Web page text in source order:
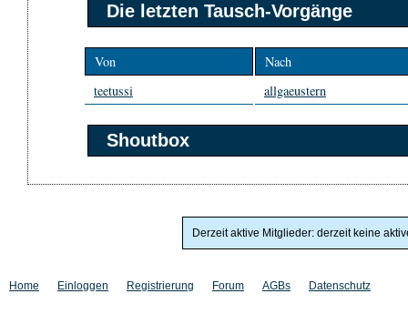
Die letzten Tausch-Vorgänge
Von
Nach
teetussi
allgaeustern
Shoutbox
Derzeit aktive Mitglieder: derzeit keine
Home Einloggen Registrierung Forum AGBs Datenschutz